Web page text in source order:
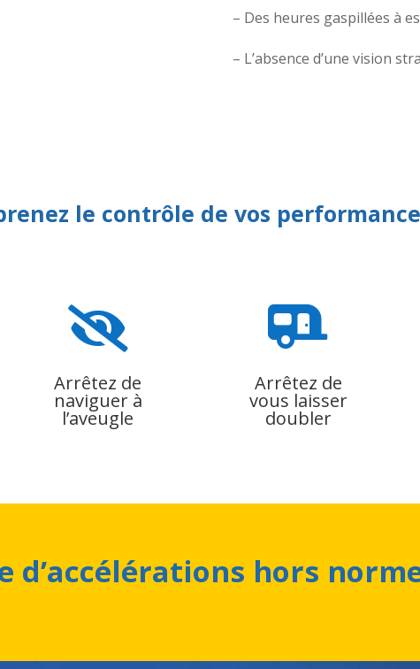
– Des heures gaspillées à
– L’absence d’une vision
le contrôle de vos

Arrêtez de
naviguer à
l’aveugle

Arrêtez de
vous laisser
doubler
d’accélérations hors